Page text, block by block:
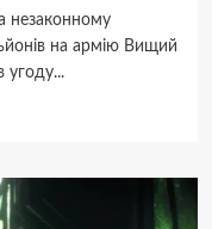
незаконному
на армію Вищий
угоду...